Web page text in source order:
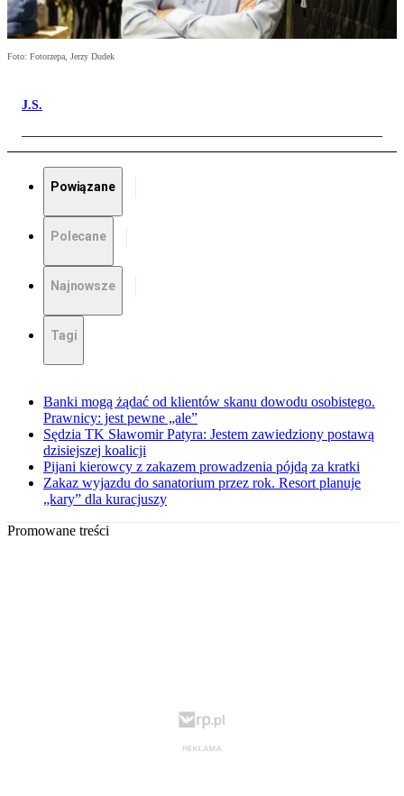
Foto: Fotorzepa, Jerzy Dudek
J.S.
Powiązane
Polecane
Najnowsze
Tagi
Banki mogą żądać od klientów skanu dowodu osobistego.
Prawnicy: jest pewne „ale”
Sędzia TK Sławomir Patyra: Jestem zawiedziony postawą
dzisiejszej koalicji
Pijani kierowcy z zakazem prowadzenia pójdą za kratki
Zakaz wyjazdu do sanatorium przez rok. Resort planuje
„kary” dla kuracjuszy
Promowane treści